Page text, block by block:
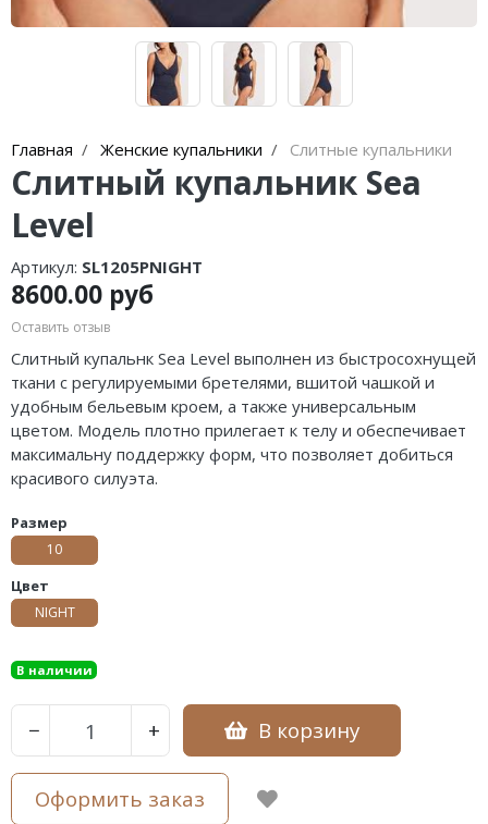
Главная Женские купальники Слитные купальники
Слитный купальник Sea
Level
Артикул: SL1205PNIGHT
8600.00 руб
Оставить отзыв
Слитный купальнк Sea Level выполнен из быстросохнущей
ткани с регулируемыми бретелями, вшитой чашкой и
удобным бельевым кроем, а также универсальным
цветом. Модель плотно прилегает к телу и обеспечивает
максимальну поддержку форм, что позволяет добиться
красивого силуэта.
Размер
10
Цвет
NIGHT
В наличии
− + В корзину
Оформить заказ